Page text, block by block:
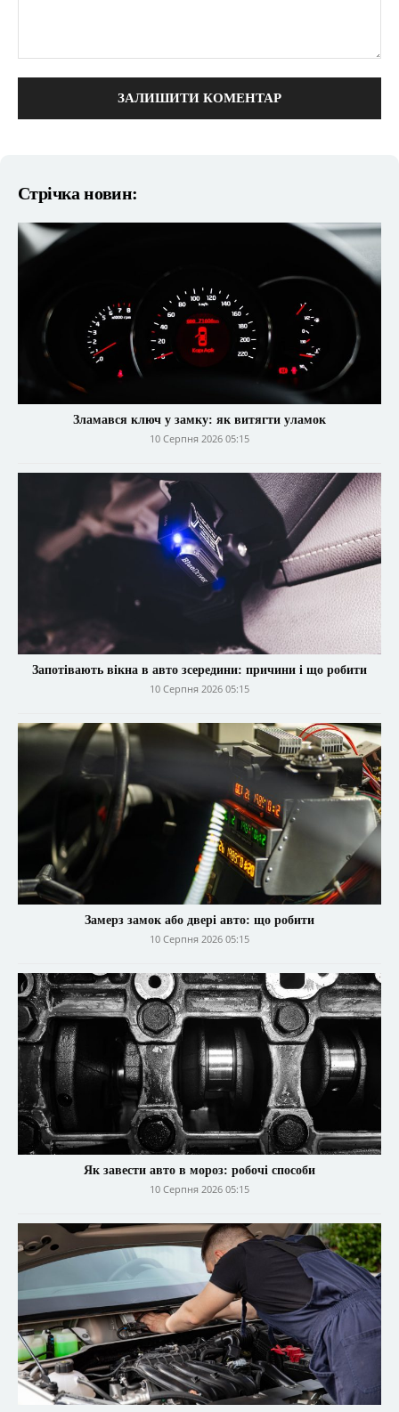
Стрічка новин:
Зламався ключ у замку: як витягти уламок
10 Серпня 2026 05:15
Запотівають вікна в авто зсередини: причини і що робити
10 Серпня 2026 05:15
Замерз замок або двері авто: що робити
10 Серпня 2026 05:15
Як завести авто в мороз: робочі способи
10 Серпня 2026 05:15